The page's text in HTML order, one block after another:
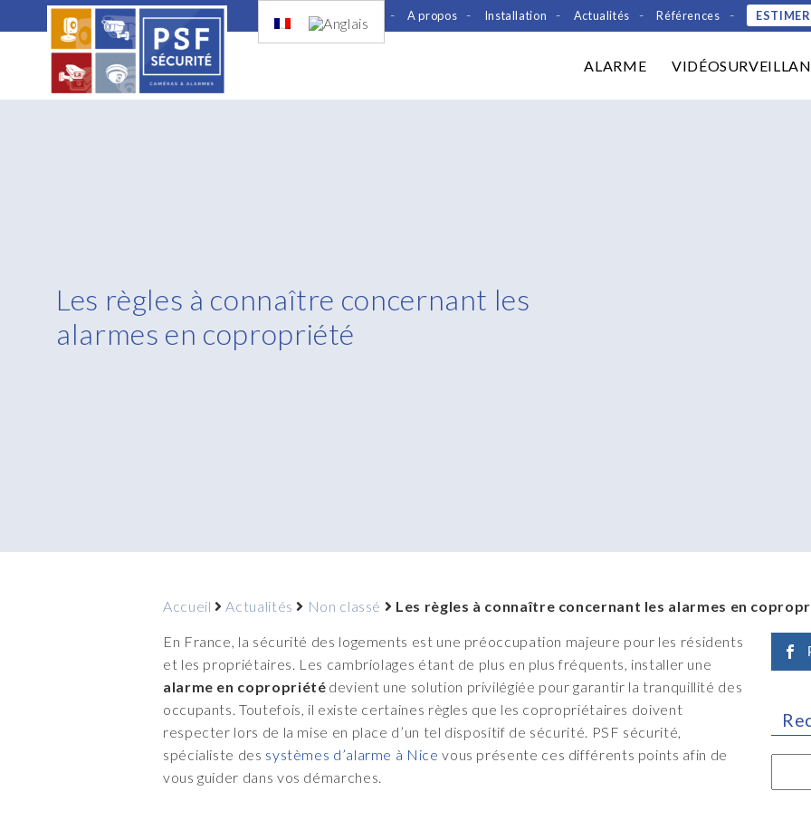
- A propos - Installation - Actualités - Références -
ALARME
Les règles à connaître concernant les
alarmes en copropriété
Accueil Actualités Non classé Les règles à connaître concernant les alarmes en
En France, la sécurité des logements est une préoccupation majeure pour les résidents
et les propriétaires. Les cambriolages étant de plus en plus fréquents, installer une
alarme en copropriété devient une solution privilégiée pour garantir la tranquillité des
occupants. Toutefois, il existe certaines règles que les copropriétaires doivent
respecter lors de la mise en place d’un tel dispositif de sécurité. PSF sécurité,
spécialiste des systèmes d’alarme à Nice vous présente ces différents points afin de
vous guider dans vos démarches.